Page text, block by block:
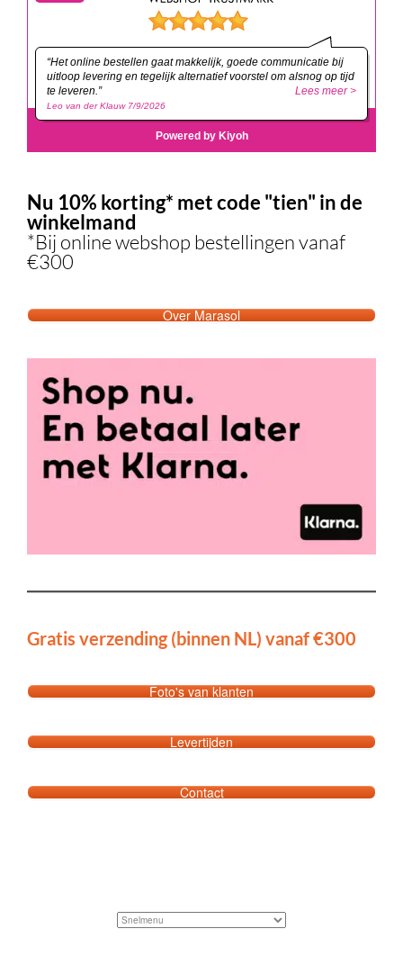
Nu 10% korting* met code "tien" in de
winkelmand
*Bij online webshop bestellingen vanaf
€300
Over Marasol
Gratis verzending (binnen NL) vanaf €300
Foto's van klanten
Levertijden
Contact